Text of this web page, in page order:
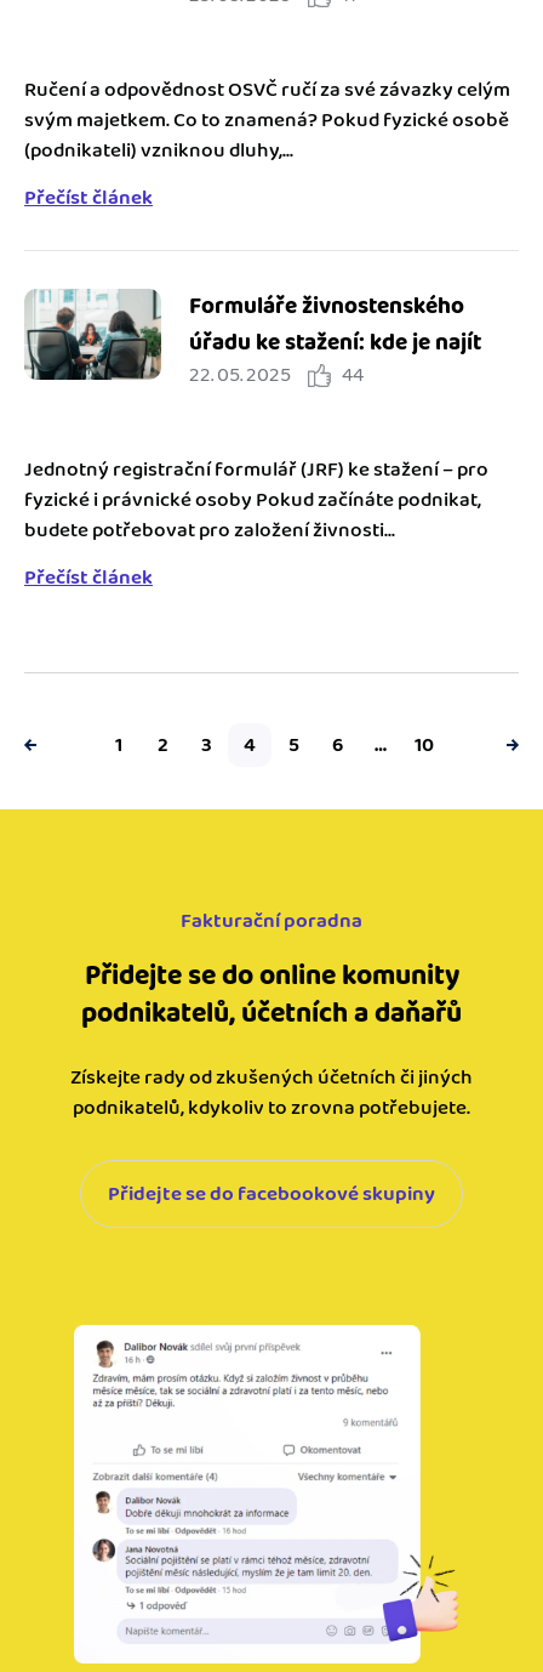
Ručení a odpovědnost OSVČ ručí za své závazky celým
svým majetkem. Co to znamená? Pokud fyzické osobě
(podnikateli) vzniknou dluhy,...
Přečíst článek
Formuláře živnostenského
úřadu ke stažení: kde je najít
22. 05. 2025 44
Jednotný registrační formulář (JRF) ke stažení – pro
fyzické i právnické osoby Pokud začínáte podnikat,
budete potřebovat pro založení živnosti...
Přečíst článek
1 2 3 4 5 6 … 10
Fakturační poradna
Přidejte se do online komunity
podnikatelů, účetních a daňařů
Získejte rady od zkušených účetních či jiných
podnikatelů, kdykoliv to zrovna potřebujete.
Přidejte se do facebookové skupiny